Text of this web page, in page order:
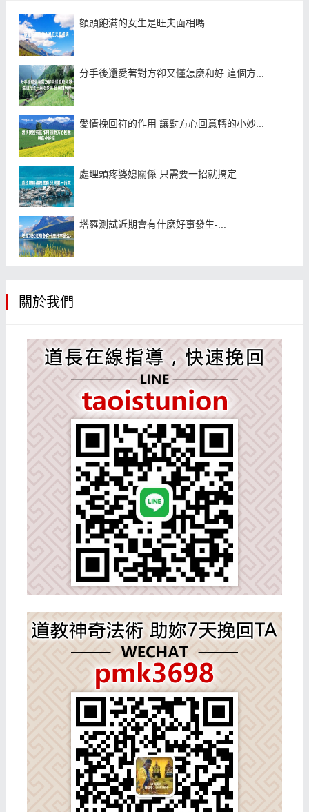
額頭飽滿的女生是旺夫面相嗎...
分手後還愛著對方卻又懂怎麼和好 這個方...
愛情挽回符的作用 讓對方心回意轉的小妙...
處理頭疼婆媳關係 只需要一招就搞定...
塔羅測試近期會有什麼好事發生-...
關於我們